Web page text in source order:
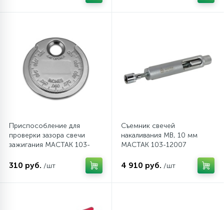
Приспособление для
проверки зазора свечи
зажигания МАСТАК 103-
310 руб. /шт
Съемник свечей
накаливания MB, 10 мм
МАСТАК 103-12007
4 910 руб. /шт